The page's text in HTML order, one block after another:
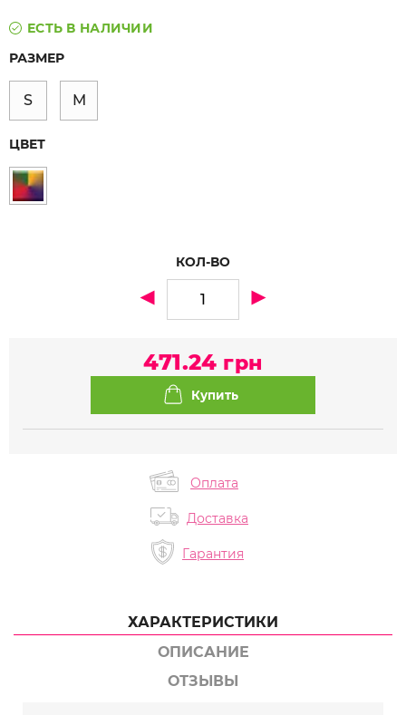
ЕСТЬ В НАЛИЧИИ
РАЗМЕР
S M
ЦВЕТ
КОЛ-ВО
471.24 грн
Оплата
Доставка
Гарантия
ХАРАКТЕРИСТИКИ
ОПИСАНИЕ
ОТЗЫВЫ